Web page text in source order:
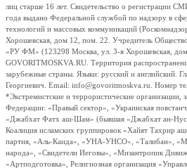
лиц старше 16 лет. Свидетельство о регистрации
года выдано Федеральной службой по надзору в
технологий и массовых коммуникаций
Хорошевская, дом 12, пом. 22. Учредитель
«РУ ФМ» (123298 Москва, ул. 3-я Хорошевская,
GOVORITMOSKVA.RU. Территория
зарубежные страны. Языки: русский и английский.
Георгиевич. Email: info@govoritmoskva.ru. Номер
*Экстремистские и террористические организации,
Федерации: «Правый сектор», «Украинская
«Джабхат Фатх аш-Шам» (бывшая «Джабхат ан-
Коалиция исламских группировок «Хайят Тахрир
партия, «Аль-Каида», «УНА-УНСО», «Талибан»,
народа», «Свидетели Иеговы», «Мизантропик
«Артподготовка», Религиозная организация